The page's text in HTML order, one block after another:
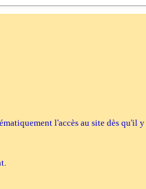
l'accès au site dès qu'il